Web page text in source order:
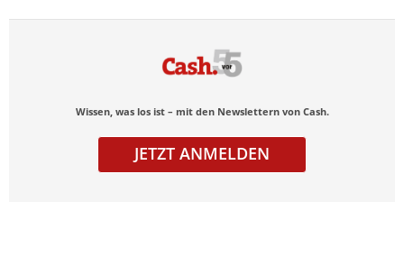
Wissen, was los ist – mit den Newslettern von Cash.
JETZT ANMELDEN